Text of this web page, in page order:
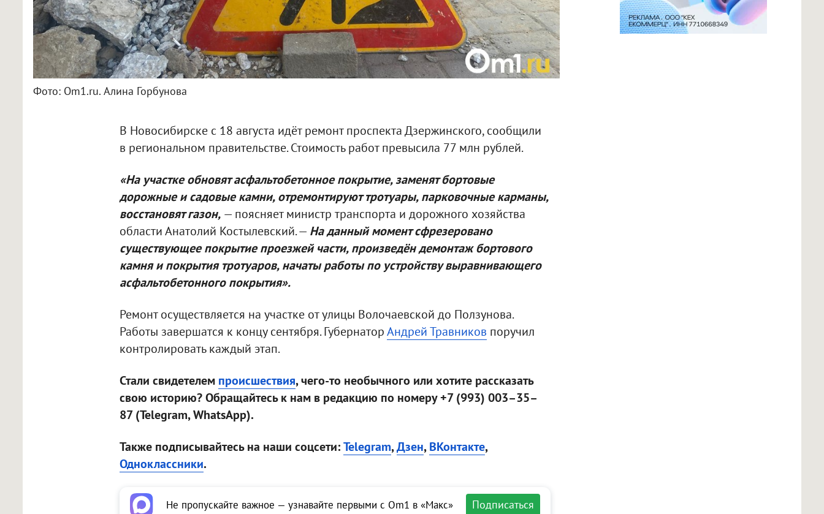
Фото: Om1.ru. Алина Горбунова
В Новосибирске с 18 августа идёт ремонт проспекта Дзержинского, сообщили
в региональном правительстве. Стоимость работ превысила 77 млн рублей.
«На участке обновят асфальтобетонное покрытие, заменят бортовые
дорожные и садовые камни, отремонтируют тротуары, парковочные карманы,
восстановят газон, — поясняет министр транспорта и дорожного хозяйства
области Анатолий Костылевский. — На данный момент сфрезеровано
существующее покрытие проезжей части, произведён демонтаж бортового
камня и покрытия тротуаров, начаты работы по устройству выравнивающего
асфальтобетонного покрытия».
Ремонт осуществляется на участке от улицы Волочаевской до Ползунова.
Работы завершатся к концу сентября. ГубернаторАндрей Травников поручил
контролировать каждый этап.
Стали свидетелем происшествия, чего-то необычного или хотите рассказать
свою историю? Обращайтесь к нам в редакцию по номеру +7 (993) 003–35–
87 (Telegram, WhatsApp).
Также подписывайтесь на наши соцсети:Telegram,Дзен,ВКонтакте,
Одноклассники.
Не пропускайте важное — узнавайте первыми с Om1 в «Макс» Подписаться